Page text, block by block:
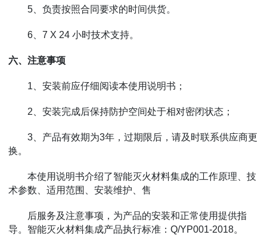
5、负责按照合同要求的时间供货。
6、7 X 24 小时技术支持。
六、注意事项
1、安装前应仔细阅读本使用说明书；
2、安装完成后保持防护空间处于相对密闭状态；
3、产品有效期为3年，过期限后，请及时联系供应商更
换。
本使用说明书介绍了智能灭火材料集成的工作原理、技
术参数、适用范围、安装维护、售
后服务及注意事项，为产品的安装和正常使用提供指
导。智能灭火材料集成产品执行标准：Q/YP001-2018。